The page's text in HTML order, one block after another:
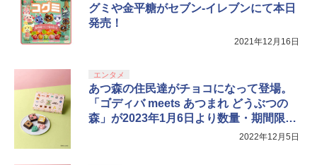
5
ソニー・インタラクティブエンタテイン
メント 【PS5】Marvel’s Spider-Man 2
通常版 [ECJS-00035 PS5 マーベルス
￥3,980
5
ライブ・スペクタクル「NARUTO-ナル
トー」～うずまきナルト物語～【完全生
産限定版】【Blu-ray】 [ 中尾暢樹 ]
5
ニンテンドープリペイド番号 5000円|オ
ンラインコード版
5
【純正品】DualSense ワイヤレスコン
5
【国内正規品】Thrustmaster スラスト
マスター TH8S シフター - PC、PS4、P
S5、PS5 Pro、Xbox One、Xbox Serie
s X|S 対応の高精度 H パターン シフター
￥8,698
【Amazon.co.jp限定】劇場版モノノ怪
第三章 蛇神 (オリジナル特典:オリジナル
巾着＋メーカー特典:【坤と離】二振りの
剣、十翼より来たる！スタジオ描き下ろ
グミや金平糖がセブン-イレブンにて本日
発売！
2021年12月16日
エンタメ
あつ森の住民達がチョコになって登場。
「ゴディバ meets あつまれ どうぶつの
森」が2023年1月6日より数量・期間限定
2022年12月5日